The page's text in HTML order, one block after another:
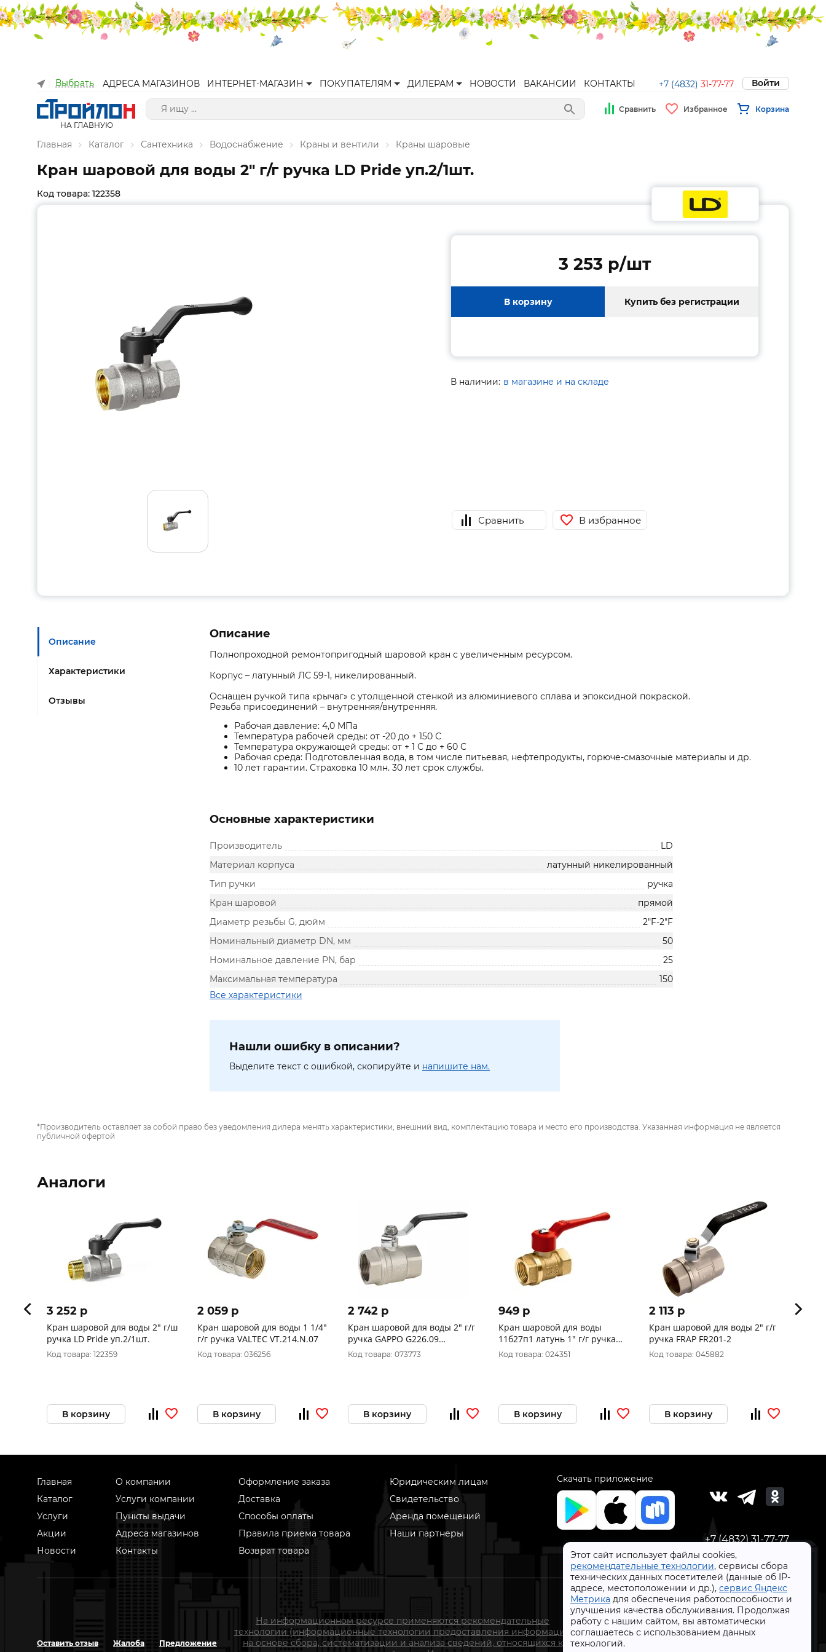
Выбрать АДРЕСА МАГАЗИНОВ ИНТЕРНЕТ-МАГАЗИН ПОКУПАТЕЛЯМ ДИЛЕРАМ НОВОСТИ ВАКАНСИИ КОНТАКТЫ +7 (4832) 31-77-77 Войти
НА ГЛАВНУЮ
Сравнить Избранное Корзина
Главная Каталог Сантехника Водоснабжение Краны и вентили Краны шаровые
Этот сайт использует файлы cookies,
рекомендательные технологии, сервисы сбора
технических данных посетителей (данные об IP-
адресе, местоположении и др.), сервис Яндекс
Метрика для обеспечения работоспособности и
улучшения качества обслуживания. Продолжая
работу с нашим сайтом, вы автоматически
соглашаетесь с использованием данных
технологий.
Кран шаровой для воды 2" г/г ручка LD Pride уп.2/1шт.
Код товара: 122358
3 253 p/шт
В корзину Купить без регистрации
В наличии: в магазине и на складе
Сравнить В избранное
Описание
Характеристики
Отзывы
Описание
Полнопроходной ремонтопригодный шаровой кран с увеличенным ресурсом.
Корпус – латунный ЛС 59-1, никелированный.
Оснащен ручкой типа «рычаг» с утолщенной стенкой из алюминиевого сплава и эпоксидной покраской.
Резьба присоединений – внутренняя/внутренняя.
Рабочая давление: 4,0 МПа
Температура рабочей среды: от -20 до + 150 С
Температура окружающей среды: от + 1 С до + 60 С
Рабочая среда: Подготовленная вода, в том числе питьевая, нефтепродукты, горюче-смазочные материалы и др.
10 лет гарантии. Страховка 10 млн. 30 лет срок службы.
Основные характеристики
Производитель
LD
Материал корпуса
латунный никелированный
Тип ручки
ручка
Кран шаровой
прямой
Диаметр резьбы G, дюйм
2"F-2"F
Номинальный диаметр DN, мм
50
Номинальное давление PN, бар
25
Максимальная температура
150
Все характеристики
Нашли ошибку в описании?
Выделите текст с ошибкой, скопируйте и напишите нам.
*Производитель оставляет за собой право без уведомления дилера менять характеристики, внешний вид, комплектацию товара и место его производства. Указанная информация не является
публичной офертой
Аналоги
3 252 p
Кран шаровой для воды 2" г/ш
ручка LD Pride уп.2/1шт.
Код товара: 122359
В корзину
2 059 p
Кран шаровой для воды 1 1/4"
г/г ручка VALTEC VT.214.N.07
Код товара: 036256
В корзину
2 742 p
Кран шаровой для воды 2" г/г
ручка GAPPO G226.09
уп.12/2шт.
Код товара: 073773
В корзину
949 p
Кран шаровой для воды
11б27п1 латунь 1" г/г ручка
БАЗ.А30.0.25 уп.25/1шт.
Код товара: 024351
В корзину
2 113 p
Кран шаровой для воды 2" г/г
ручка FRAP FR201-2
Код товара: 045882
В корзину
260
Главная
Каталог
Услуги
Акции
Новости
О компании
Услуги компании
Пункты выдачи
Адреса магазинов
Контакты
Оформление заказа
Доставка
Способы оплаты
Правила приема товара
Возврат товара
Юридическим лицам
Свидетельство
Аренда помещений
Наши партнеры
Скачать приложение
+7 (4832) 31-77-77
Оставить отзыв Жалоба Предложение
На информационном ресурсе применяются рекомендательные
технологии (информационные технологии предоставления информации
на основе сбора, систематизации и анализа сведений, относящихся к
СтройлоН 1998-2026 г.
Публичная оферта
Обработка персональных данных